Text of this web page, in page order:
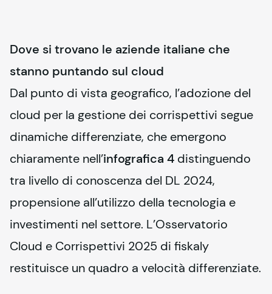
Dove si trovano le aziende italiane che
stanno puntando sul cloud
Dal punto di vista geografico, l’adozione del
cloud per la gestione dei corrispettivi segue
dinamiche differenziate, che emergono
chiaramente nell’infografica 4 distinguendo
tra livello di conoscenza del DL 2024,
propensione all’utilizzo della tecnologia e
investimenti nel settore. L’Osservatorio
Cloud e Corrispettivi 2025 di fiskaly
restituisce un quadro a velocità differenziate.